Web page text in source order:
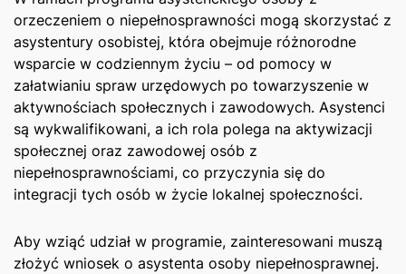
orzeczeniem o niepełnosprawności mogą skorzystać z
asystentury osobistej, która obejmuje różnorodne
wsparcie w codziennym życiu – od pomocy w
załatwianiu spraw urzędowych po towarzyszenie w
aktywnościach społecznych i zawodowych. Asystenci
są wykwalifikowani, a ich‍ rola polega na aktywizacji
społecznej oraz ⁣zawodowej ​osób z
niepełnosprawnościami, co przyczynia się do
integracji ‌tych osób w życie lokalnej społeczności.
Aby wziąć udział w programie, zainteresowani muszą
złożyć wniosek o asystenta osoby niepełnosprawnej.